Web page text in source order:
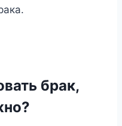
брак,